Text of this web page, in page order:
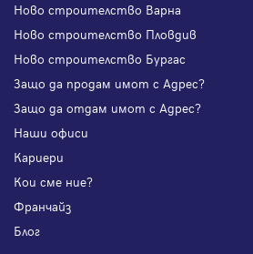
Ново строителство Варна
Ново строителство Пловдив
Ново строителство Бургас
Защо да продам имот с Адрес?
Защо да отдам имот с Адрес?
Наши офиси
Кариери
Кои сме ние?
Франчайз
Блог